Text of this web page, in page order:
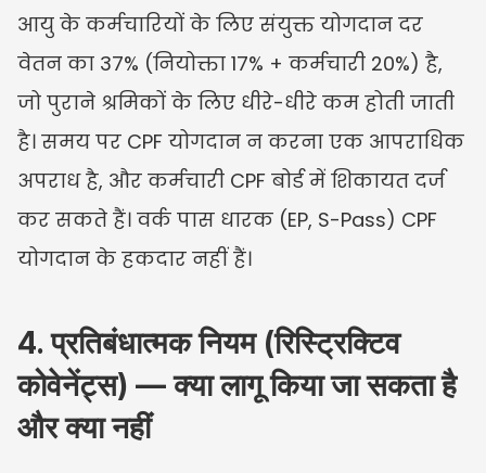
आयु के कर्मचारियों के लिए संयुक्त योगदान दर
वेतन का 37% (नियोक्ता 17% + कर्मचारी 20%) है,
जो पुराने श्रमिकों के लिए धीरे-धीरे कम होती जाती
है। समय पर CPF योगदान न करना एक आपराधिक
अपराध है, और कर्मचारी CPF बोर्ड में शिकायत दर्ज
कर सकते हैं। वर्क पास धारक (EP, S-Pass) CPF
योगदान के हकदार नहीं हैं।
4. प्रतिबंधात्मक नियम (रिस्ट्रिक्टिव
कोवेनेंट्स) — क्या लागू किया जा सकता है
और क्या नहीं